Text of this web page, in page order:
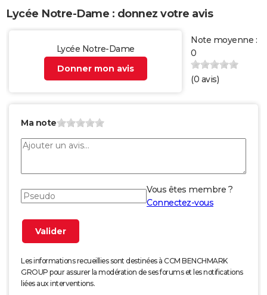
Lycée Notre-Dame : donnez votre avis
Lycée Notre-Dame
Donner mon avis
Note moyenne :
0
(0 avis)
Ma note
Vous êtes membre ?
Connectez-vous
Les informations recueillies sont destinées à CCM BENCHMARK
GROUP pour assurer la modération de ses forums et les notifications
liées aux interventions.